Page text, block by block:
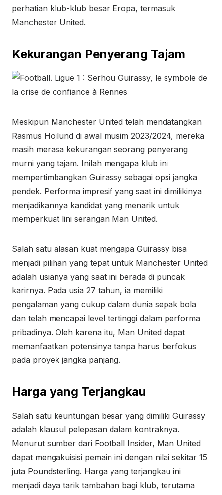
perhatian klub-klub besar Eropa, termasuk
Manchester United.
Kekurangan Penyerang Tajam
Meskipun Manchester United telah mendatangkan
Rasmus Hojlund di awal musim 2023/2024, mereka
masih merasa kekurangan seorang penyerang
murni yang tajam. Inilah mengapa klub ini
mempertimbangkan Guirassy sebagai opsi jangka
pendek. Performa impresif yang saat ini dimilikinya
menjadikannya kandidat yang menarik untuk
memperkuat lini serangan Man United.
Salah satu alasan kuat mengapa Guirassy bisa
menjadi pilihan yang tepat untuk Manchester United
adalah usianya yang saat ini berada di puncak
karirnya. Pada usia 27 tahun, ia memiliki
pengalaman yang cukup dalam dunia sepak bola
dan telah mencapai level tertinggi dalam performa
pribadinya. Oleh karena itu, Man United dapat
memanfaatkan potensinya tanpa harus berfokus
pada proyek jangka panjang.
Harga yang Terjangkau
Salah satu keuntungan besar yang dimiliki Guirassy
adalah klausul pelepasan dalam kontraknya.
Menurut sumber dari Football Insider, Man United
dapat mengakuisisi pemain ini dengan nilai sekitar 15
juta Poundsterling. Harga yang terjangkau ini
menjadi daya tarik tambahan bagi klub, terutama